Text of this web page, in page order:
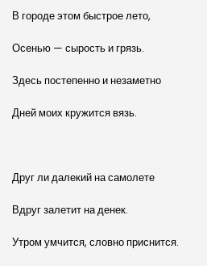
В городе этом быстрое лето,
Осенью — сырость и грязь.
Здесь постепенно и незаметно
Дней моих кружится вязь.
Друг ли далекий на самолете
Вдруг залетит на денек.
Утром умчится, словно приснится.